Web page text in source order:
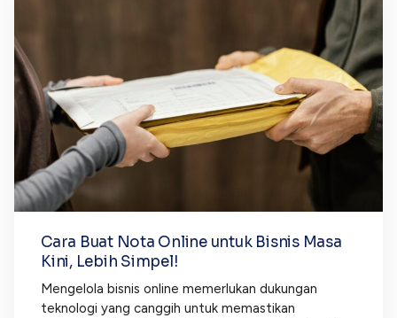
Cara Buat Nota Online untuk Bisnis Masa
Kini, Lebih Simpel!
Mengelola bisnis online memerlukan dukungan
teknologi yang canggih untuk memastikan